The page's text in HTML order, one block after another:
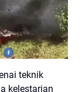
teknik
kelestarian